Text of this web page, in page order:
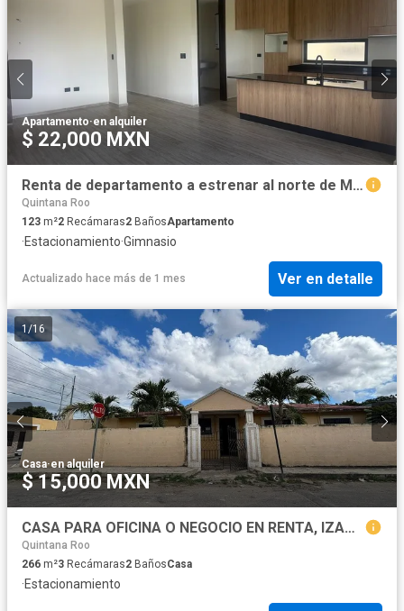
Apartamento·en alquiler
$ 22,000 MXN
Renta de departamento a estrenar al norte de Mérida
Quintana Roo
123 m²2 Recámaras2 BañosApartamento
·Estacionamiento·Gimnasio
Actualizado hace más de 1 mes Ver en detalle
1/16
Casa·en alquiler
$ 15,000 MXN
CASA PARA OFICINA O NEGOCIO EN RENTA, IZAMAL, YUCATAN
Quintana Roo
266 m²3 Recámaras2 BañosCasa
·Estacionamiento